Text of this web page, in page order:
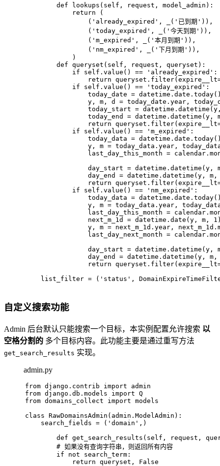
def
lookups ( self, request, model_admin ):
return (
                (
'already_expired' , _( '已到期' )),
                (
'today_expired' , _( '今天到期' )),
                (
'm_expired' , _( '本月到期' )),
                (
'nm_expired' , _( '下月到期' )),
            )
def queryset ( self, request, queryset ):
if self.value() == 'already_expired' :
return queryset. filter
if self.value() == 'today_expired' :
today_date =
y, m, d = today_date.year,
today_start =
today_end = datetime.datetime(y,
return queryset. filter
if self.value() == 'm_expired' :
today_data =
y, m = today_data.year,
last_day_this_month =
day_start = datetime.datetime(y,
day_end = datetime.datetime(y,
return queryset. filter
if self.value() == 'nm_expired' :
today_data =
y, m = today_data.year,
last_day_this_month =
                next_m_1d = datetime.date(y, m,
1
y, m = next_m_1d.year,
last_day_next_month =
day_start = datetime.datetime(y,
day_end = datetime.datetime(y,
return queryset. filter
    list_filter = (
'status' ,
自定义搜索功能
Admin 后台默认只能搜索一个目标，本实例配置允许搜索 以
空格分割的 多个目标内容。此功能主要是通过重写方法
get_search_results 实现。
admin.py
from django.contrib import admin
from django.db.models import Q
from domains_collect import models
class RawDomainsAdmin (admin.ModelAdmin):
    search_fields = (
'domain' ,)
def get_search_results ( self, request,
# 如果没有查询字符串，则返回所有内容
if
not search_term:
return queryset, False